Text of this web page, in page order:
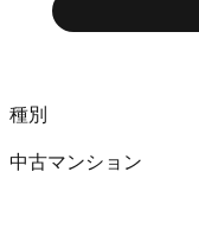
種別
中古マンション